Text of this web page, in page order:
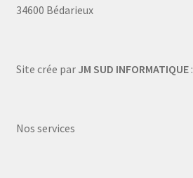
34600 Bédarieux
Site crée par JM SUD INFORMATIQUE:
Nos services